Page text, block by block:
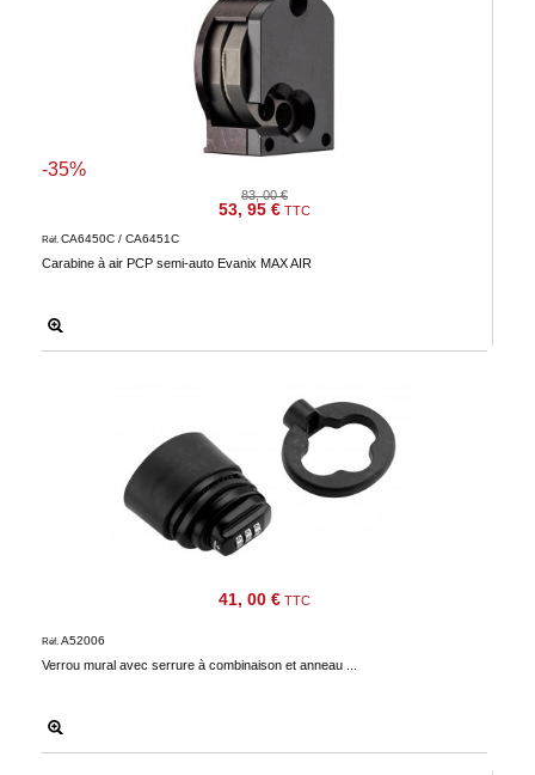
83, 00 €
53, 95 € TTC
-35%
Carabine à air PCP semi-auto Evanix MAX AIR
Réf. CA6450C / CA6451C
41, 00 € TTC
Verrou mural avec serrure à combinaison et anneau ...
Réf. A52006